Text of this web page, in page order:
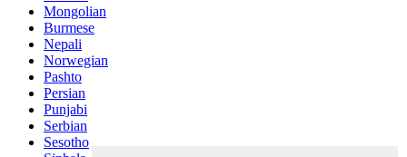
Mongolian
Burmese
Nepali
Norwegian
Pashto
Persian
Punjabi
Serbian
Sesotho